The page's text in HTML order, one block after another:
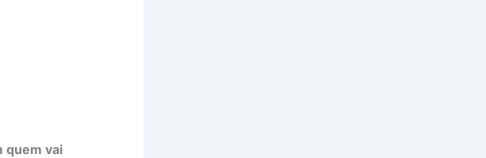
quem vai